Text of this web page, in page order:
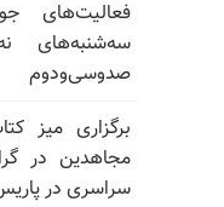
فعالیت‌های
سه‌شنبه‌های
صدوسی‌و‌دوم
برگزاری میز
مجاهدین در
سراسری در